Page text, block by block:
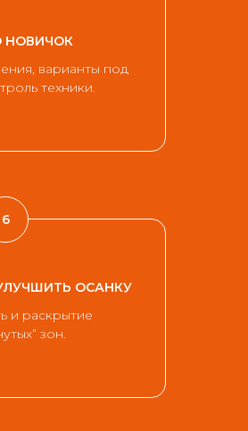
НОВИЧОК
варианты под
техники.
ОСАНКУ
и раскрытие
зон.